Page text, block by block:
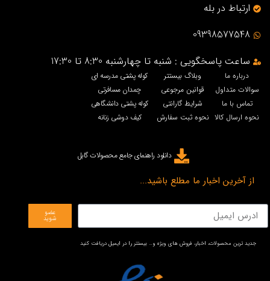
ارتباط در بله
09398577548
ساعت پاسخگویی : شنبه تا چهارشنبه 8:30 تا 17:30
درباره ما
سوالات متداول
تماس با ما
نحوه ارسال کالا
وبلاگ بیستتر
قوانین مرجوعی
شرایط گارانتی
نحوه ثبت سفارش
کوله پشتی مدرسه ای
چمدان مسافرتی
کوله پشتی دانشگاهی
کیف دوشی زنانه
دانلود راهنمای جامع محصولات گابل
از آخرین اخبار ما مطلع باشید...
عضو
شوید
جدید ترین محصولات، اخبار، فروش های ویژه و… بیستتر را در ایمیل دریافت کنید